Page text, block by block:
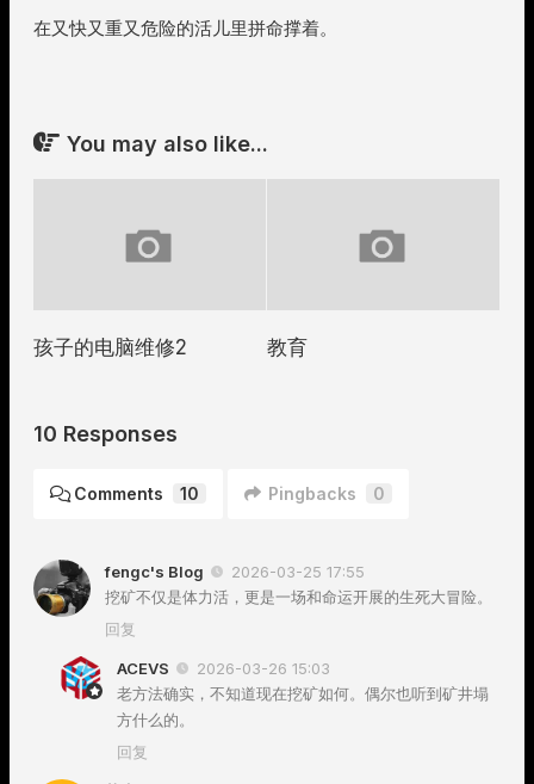
在又快又重又危险的活儿里拼命撑着。
You may also like...
孩子的电脑维修2 教育
10 Responses
Comments 10 Pingbacks 0
fengc's Blog
2026-03-25 17:55
挖矿不仅是体力活，更是一场和命运开展的生死大冒险。
回复
ACEVS
2026-03-26 15:03
老方法确实，不知道现在挖矿如何。偶尔也听到矿井塌
方什么的。
回复